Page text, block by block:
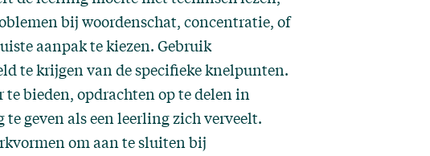
bij woordenschat, concentratie, of
aanpak te kiezen. Gebruik
te krijgen van de specifieke knelpunten.
te bieden, opdrachten op te delen in
geven als een leerling zich verveelt.
om aan te sluiten bij